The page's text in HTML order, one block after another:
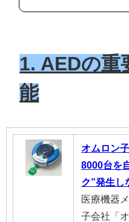
1. AEDの重
能
オムロン
8000台を
ク”発生し
医療機器
子会社「